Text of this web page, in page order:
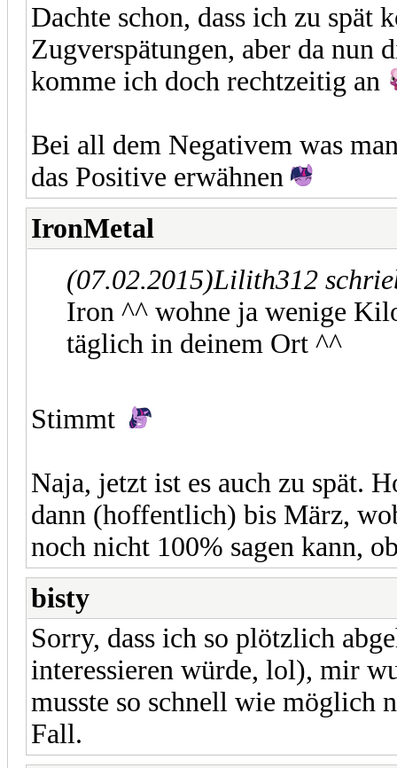
Dachte schon, dass ich zu spät
Zugverspätungen, aber da nun
komme ich doch rechtzeitig an
Bei all dem Negativem was
das Positive erwähnen
IronMetal
(07.02.2015)Lilith312
Iron ^^ wohne ja wenige
täglich in deinem Ort ^^
Stimmt
Naja, jetzt ist es auch zu spät.
dann (hoffentlich) bis März,
noch nicht 100% sagen kann,
bisty
Sorry, dass ich so plötzlich
interessieren würde, lol), mir
musste so schnell wie möglich
Fall.